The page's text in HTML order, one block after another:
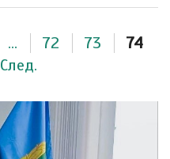
... 72 73
74
След.